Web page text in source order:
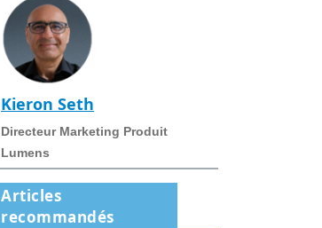
Kieron Seth
Directeur Marketing Produit
Lumens
Articles
recommandés